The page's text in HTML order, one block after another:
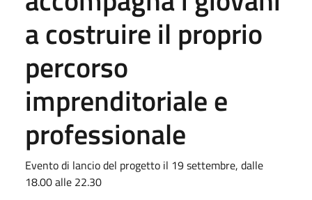
a costruire il proprio
percorso
imprenditoriale e
professionale
Evento di lancio del progetto il 19 settembre, dalle
18.00 alle 22.30